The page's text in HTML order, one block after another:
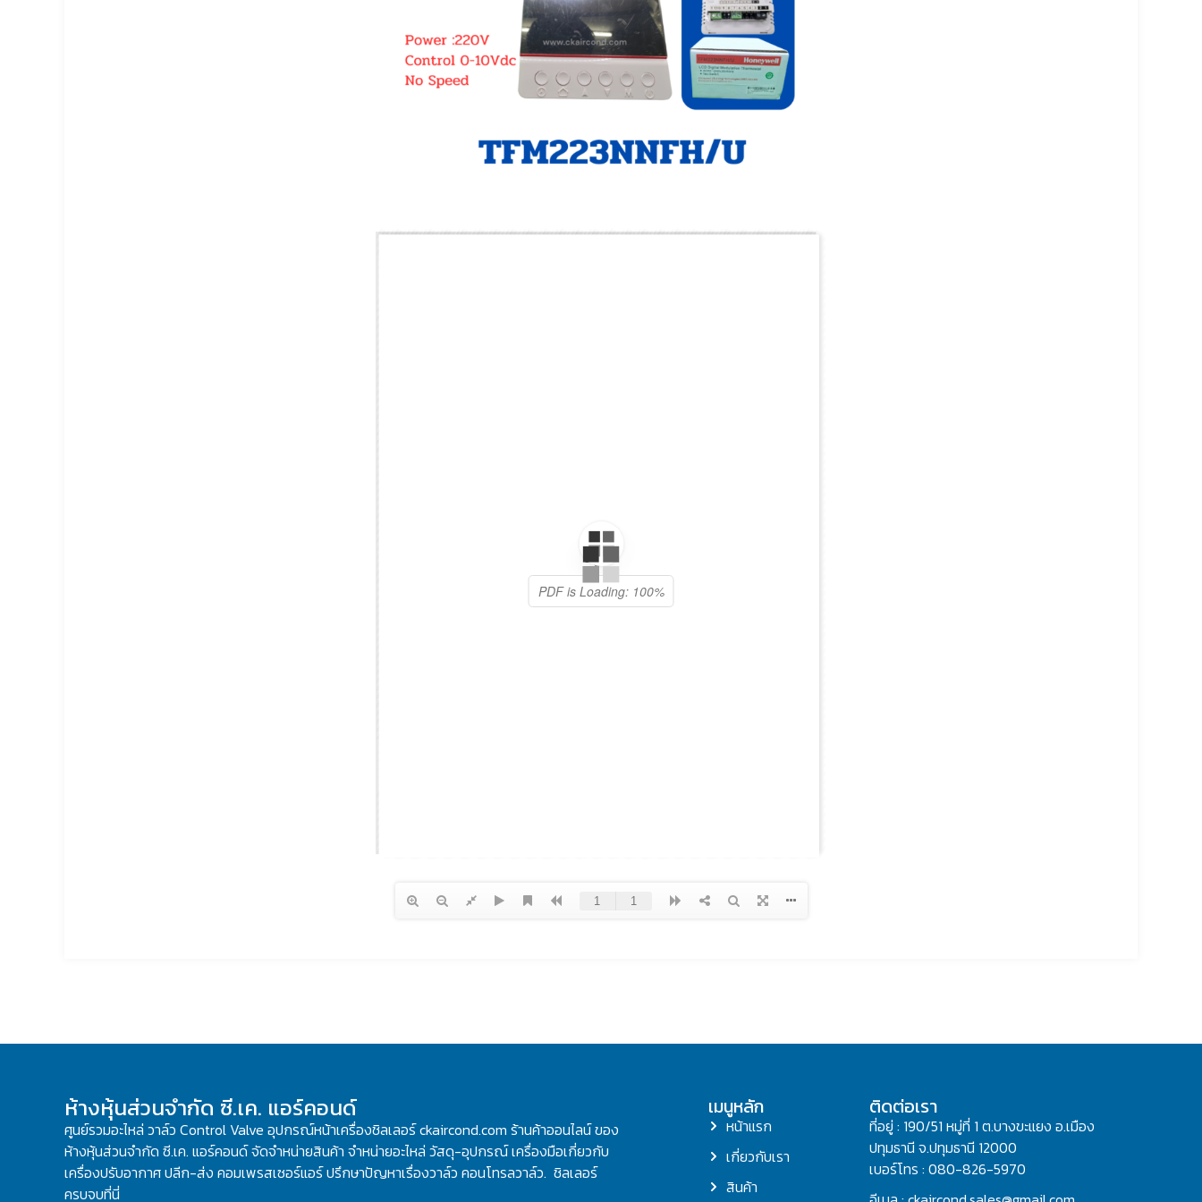
ห้างหุ้นส่วนจำกัด ซี.เค. แอร์คอนด์
ศูนย์รวมอะไหล่ วาล์ว Control Valve อุปกรณ์หน้าเครื่องชิลเลอร์ ckaircond.com ร้านค้าออนไลน์ ของ
ห้างหุ้นส่วนจำกัด ซี.เค. แอร์คอนด์ จัดจำหน่ายสินค้า จำหน่ายอะไหล่ วัสดุ-อุปกรณ์ เครื่องมือเกี่ยวกับ
เครื่องปรับอากาศ ปลีก-ส่ง คอมเพรสเซอร์แอร์ ปรึกษาปัญหาเรื่องวาล์ว คอนโทรลวาล์ว. ชิลเลอร์
ครบจบที่นี่
เมนูหลัก
หน้าแรก
เกี่ยวกับเรา
สินค้า
ติดต่อเรา
ที่อยู่ : 190/51 หมู่ที่ 1 ต.บางขะแยง อ.เมือง
ปทุมธานี จ.ปทุมธานี 12000
เบอร์โทร : 080-826-5970